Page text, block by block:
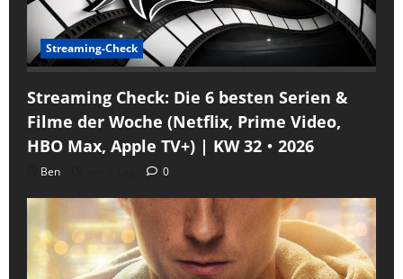
Streaming-Check
Streaming Check: Die 6 besten Serien &
Filme der Woche (Netflix, Prime Video,
HBO Max, Apple TV+) | KW 32・2026
Ben 0